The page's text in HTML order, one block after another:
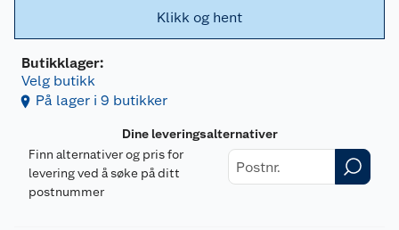
Klikk og hent
Butikklager:
Velg butikk
På lager i 9 butikker
Dine leveringsalternativer
Finn alternativer og pris for
levering ved å søke på ditt
postnummer